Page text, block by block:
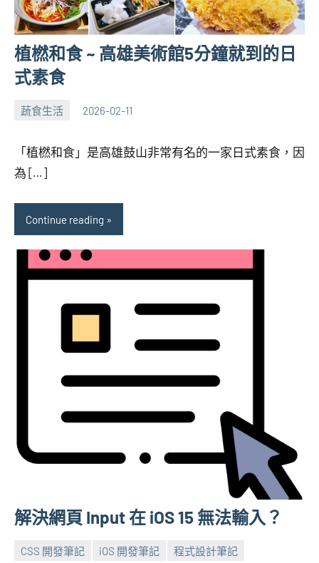
植橪和食 ~ 高雄美術館5分鐘就到的日
式素食
蔬食生活 2026-02-11
張
芋
No
「植橪和食」是高雄鼓山非常有名的一家日式素食，因
為 […]
Continue reading
解決網頁 Input 在 iOS 15 無法輸入？
CSS 開發筆記 iOS 開發筆記
程式設計筆記